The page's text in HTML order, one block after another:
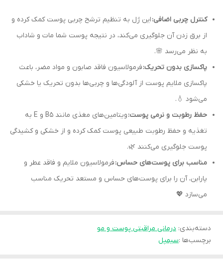
کنترل چربی اضافی:این ژل به تنظیم ترشح چربی پوست کمک کرده و
از برق زدن آن جلوگیری می‌کند، در نتیجه پوست شما مات و شاداب
به نظر می‌رسد 🌸.
پاکسازی بدون تحریک:فرمولاسیون فاقد صابون و مواد مضر، باعث
پاکسازی ملایم پوست از آلودگی‌ها و چربی‌ها بدون تحریک یا خشکی
می‌شود 💧.
حفظ رطوبت و نرمی پوست:
ویتامین‌های مغذی مانند B5 و E به
تغذیه و حفظ رطوبت طبیعی پوست کمک کرده و از خشکی و کشیدگی
پوست جلوگیری می‌کنند 🌿.
مناسب برای پوست‌های حساس:فرمولاسیون ملایم و فاقد عطر و
پارابن، آن را برای پوست‌های حساس و مستعد تحریک مناسب
می‌سازد 💖
دسته‌بندی: درمانی مراقبتی پوست و مو
برچسب‌ها :سیمپل